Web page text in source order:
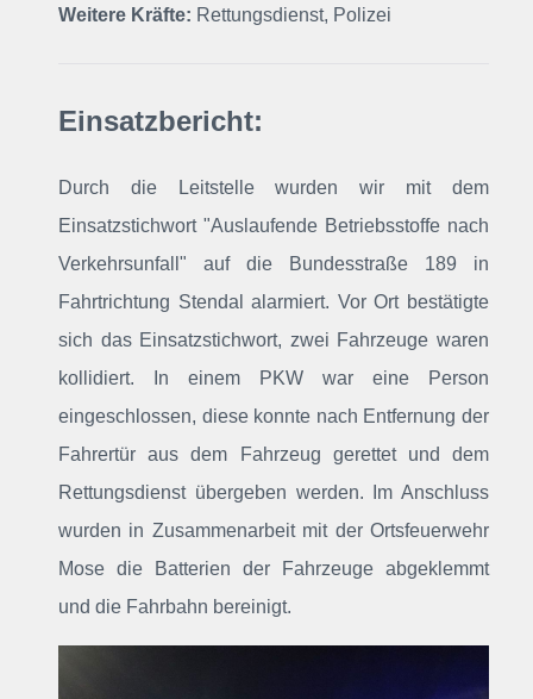
Weitere Kräfte: Rettungsdienst, Polizei
Einsatzbericht:
Durch die Leitstelle wurden wir mit dem
Einsatzstichwort "Auslaufende Betriebsstoffe nach
Verkehrsunfall" auf die Bundesstraße 189 in
Fahrtrichtung Stendal alarmiert. Vor Ort bestätigte
sich das Einsatzstichwort, zwei Fahrzeuge waren
kollidiert. In einem PKW war eine Person
eingeschlossen, diese konnte nach Entfernung der
Fahrertür aus dem Fahrzeug gerettet und dem
Rettungsdienst übergeben werden. Im Anschluss
wurden in Zusammenarbeit mit der Ortsfeuerwehr
Mose die Batterien der Fahrzeuge abgeklemmt
und die Fahrbahn bereinigt.